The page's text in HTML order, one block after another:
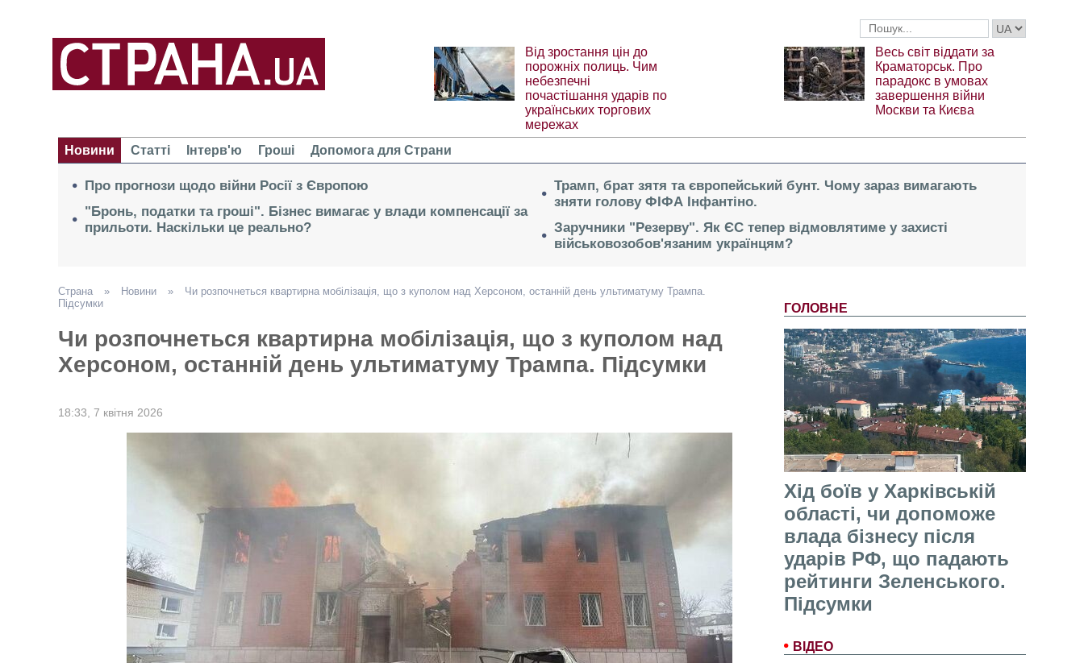
Від зростання цін до
порожніх полиць. Чим
небезпечні
почастішання ударів по
українських торгових
мережах
Весь світ віддати за
Краматорськ. Про
парадокс в умовах
завершення війни
Москви та Києва
Новини Статті Інтерв'ю Гроші Допомога для Страни
Про прогнози щодо війни Росії з Європою
"Бронь, податки та гроші". Бізнес вимагає у влади компенсації за
прильоти. Наскільки це реально?
Трамп, брат зятя та європейський бунт. Чому зараз вимагають
зняти голову ФІФА Інфантіно.
Заручники "Резерву". Як ЄС тепер відмовлятиме у захисті
військовозобов'язаним українцям?
ГОЛОВНЕ
Хід боїв у Харківській
області, чи допоможе
влада бізнесу після
ударів РФ, що падають
рейтинги Зеленського.
Підсумки
ВІДЕО
Страна » Новини »
Чи розпочнеться квартирна мобілізація, що з куполом над Херсоном, останній день ультиматуму Трампа.
Підсумки
Чи розпочнеться квартирна мобілізація, що з куполом над
Херсоном, останній день ультиматуму Трампа. Підсумки
18:33, 7 квітня 2026